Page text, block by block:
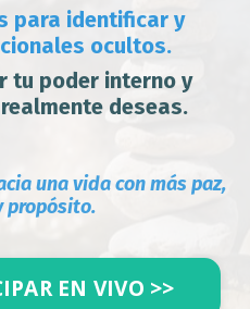
para identificar y
ocultos.
tu poder interno y
deseas.
una vida con más paz,
propósito.
EN VIVO >>